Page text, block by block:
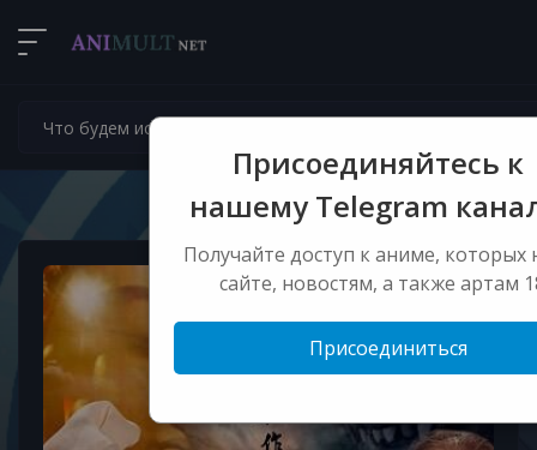
Присоединяйтесь к
нашему Telegram
Получайте доступ к аниме, которых
сайте, новостям, а также артам
Присоединиться